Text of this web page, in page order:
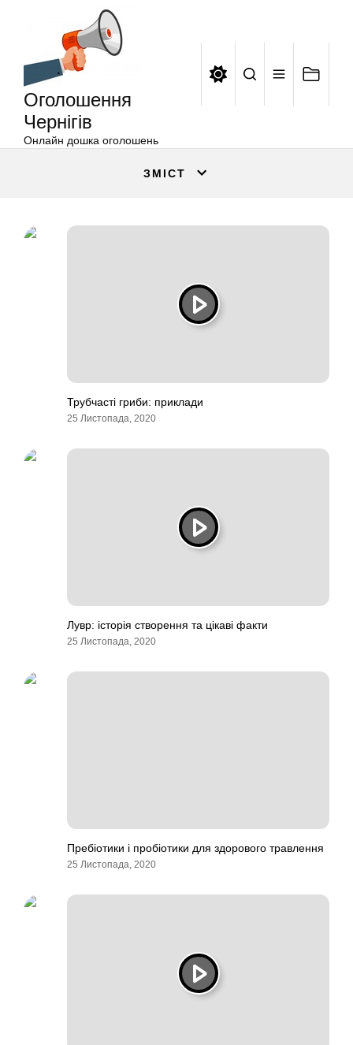
Оголошення
Чернігів
Онлайн дошка оголошень
ЗМІСТ
Трубчасті гриби: приклади
25 Листопада, 2020
Лувр: історія створення та цікаві факти
25 Листопада, 2020
Пребіотики і пробіотики для здорового травлення
25 Листопада, 2020